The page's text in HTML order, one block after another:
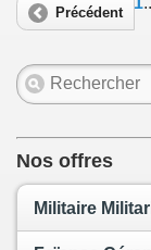
Précédent
Nos offres
Militaire